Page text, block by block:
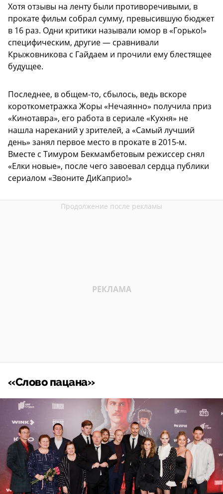
Хотя отзывы на ленту были противоречивыми, в
прокате фильм собрал сумму, превысившую бюджет
в 16 раз. Одни критики называли юмор в «Горько!»
специфическим, другие — сравнивали
Крыжовникова с Гайдаем и прочили ему блестящее
будущее.
Последнее, в общем-то, сбылось, ведь вскоре
короткометражка Жоры «Нечаянно» получила приз
«Кинотавра», его работа в сериале «Кухня» не
нашла нареканий у зрителей, а «Самый лучший
день» занял первое место в прокате в 2015-м.
Вместе с Тимуром Бекмамбетовым режиссер снял
«Елки новые», после чего завоевал сердца публики
сериалом «Звоните ДиКаприо!»
«Слово пацана»